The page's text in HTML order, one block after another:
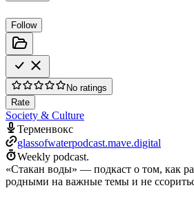
Follow
No ratings
Rate
Society & Culture
Терменвокс
glassofwaterpodcast.mave.digital
Weekly podcast.
«Стакан воды» — подкаст о том, как
родными на важные темы и не